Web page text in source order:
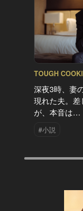
TOUGH
深夜3時、妻
現れた夫。差
が、本音は…
#小説